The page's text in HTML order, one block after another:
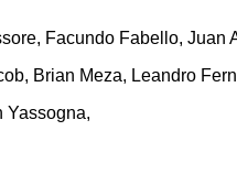
Facundo Fabello, Juan
Brian Meza, Leandro
Yassogna,